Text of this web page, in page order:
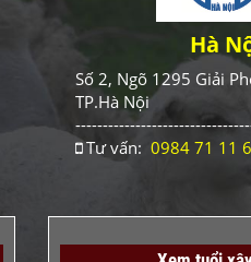
Hà
Số 2, Ngõ 1295 Giải
TP.Hà Nội
Tư vấn: 0984 71 11